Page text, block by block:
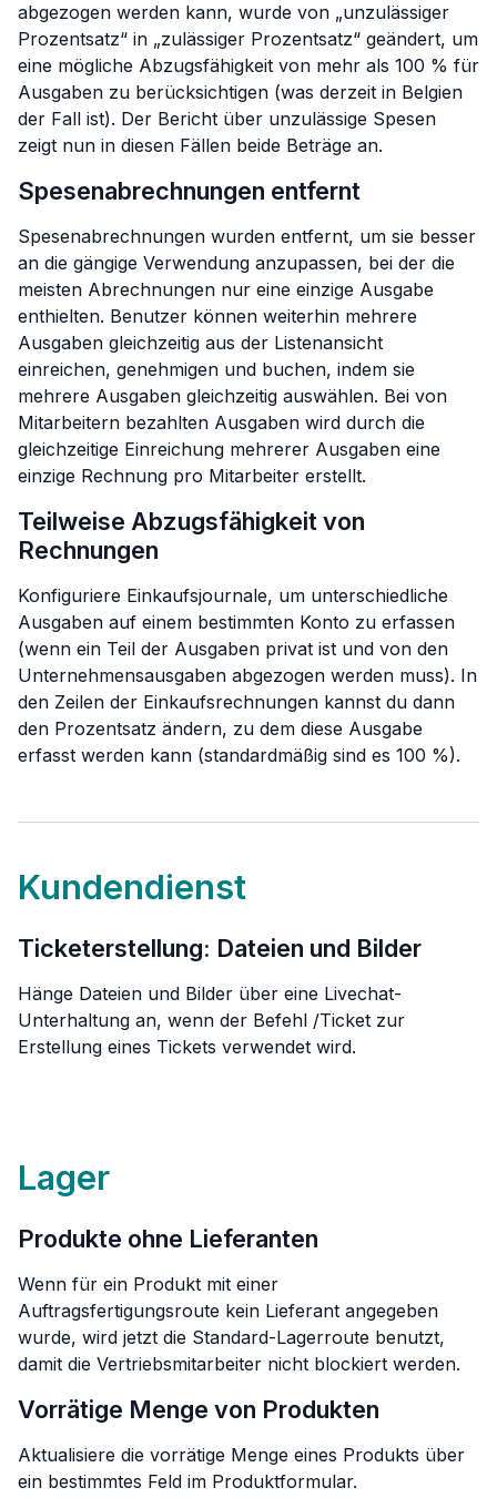
abgezogen werden kann, wurde von „unzulässiger
Prozentsatz“ in „zulässiger Prozentsatz“ geändert, um
eine mögliche Abzugsfähigkeit von mehr als 100 % für
Ausgaben zu berücksichtigen (was derzeit in Belgien
der Fall ist). Der Bericht über unzulässige Spesen
zeigt nun in diesen Fällen beide Beträge an.
Spesenabrechnungen entfernt
Spesenabrechnungen wurden entfernt, um sie besser
an die gängige Verwendung anzupassen, bei der die
meisten Abrechnungen nur eine einzige Ausgabe
enthielten. Benutzer können weiterhin mehrere
Ausgaben gleichzeitig aus der Listenansicht
einreichen, genehmigen und buchen, indem sie
mehrere Ausgaben gleichzeitig auswählen. Bei von
Mitarbeitern bezahlten Ausgaben wird durch die
gleichzeitige Einreichung mehrerer Ausgaben eine
einzige Rechnung pro Mitarbeiter erstellt.
Teilweise Abzugsfähigkeit von
Rechnungen
Konfiguriere Einkaufsjournale, um unterschiedliche
Ausgaben auf einem bestimmten Konto zu erfassen
(wenn ein Teil der Ausgaben privat ist und von den
Unternehmensausgaben abgezogen werden muss). In
den Zeilen der Einkaufsrechnungen kannst du dann
den Prozentsatz ändern, zu dem diese Ausgabe
erfasst werden kann (standardmäßig sind es 100 %).
Kundendienst
Ticketerstellung: Dateien und Bilder
Hänge Dateien und Bilder über eine Livechat-
Unterhaltung an, wenn der Befehl /Ticket zur
Erstellung eines Tickets verwendet wird.
Lager
Produkte ohne Lieferanten
Wenn für ein Produkt mit einer
Auftragsfertigungsroute kein Lieferant angegeben
wurde, wird jetzt die Standard-Lagerroute benutzt,
damit die Vertriebsmitarbeiter nicht blockiert werden.
Vorrätige Menge von Produkten
Aktualisiere die vorrätige Menge eines Produkts über
ein bestimmtes Feld im Produktformular.